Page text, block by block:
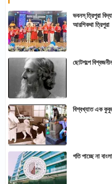
ভবনস্ ত্রিপুরা
আরশিকথা ত্রিপুরা
ছোটগল্পে বিশ্বজনীন
বিশ্বখ্যাত এক
গতি পাচ্ছে না